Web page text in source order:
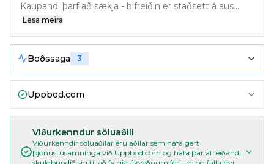
Kaupandi þarf að sækja - bifreiðin er staðsett á aus...
Lesa meira
Boðssaga 3
Uppbod.com
Viðurkenndur söluaðili
Viðurkenndir söluaðilar eru aðilar sem hafa gert
þjónustusamninga við Uppbod.com og hafa þar af leiðandi